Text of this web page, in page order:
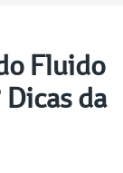
Fluido
da